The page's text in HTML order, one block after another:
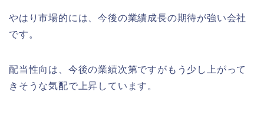
やはり市場的には、今後の業績成長の期待が強い会社
です。
配当性向は、今後の業績次第ですがもう少し上がって
きそうな気配で上昇しています。